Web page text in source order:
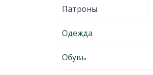
Патроны
Одежда
Обувь